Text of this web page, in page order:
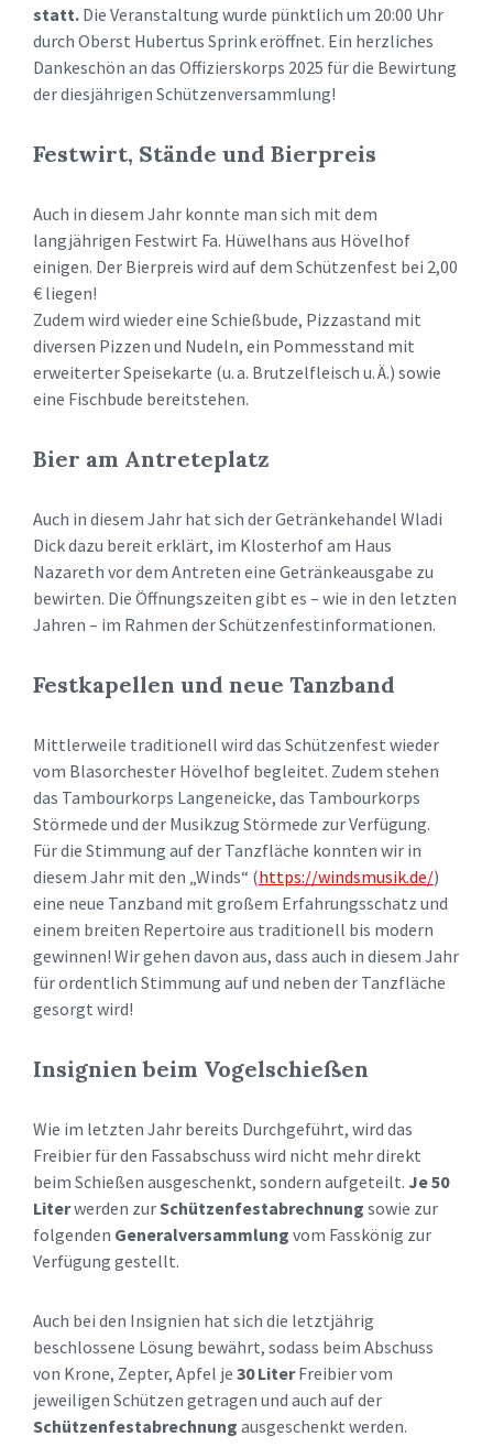
statt. Die Veranstaltung wurde pünktlich um 20:00 Uhr
durch Oberst Hubertus Sprink eröffnet. Ein herzliches
Dankeschön an das Offizierskorps 2025 für die Bewirtung
der diesjährigen Schützenversammlung!
Festwirt, Stände und Bierpreis
Auch in diesem Jahr konnte man sich mit dem
langjährigen Festwirt Fa. Hüwelhans aus Hövelhof
einigen. Der Bierpreis wird auf dem Schützenfest bei 2,00
€ liegen!
Zudem wird wieder eine Schießbude, Pizzastand mit
diversen Pizzen und Nudeln, ein Pommesstand mit
erweiterter Speisekarte (u. a. Brutzelfleisch u. Ä.) sowie
eine Fischbude bereitstehen.
Bier am Antreteplatz
Auch in diesem Jahr hat sich der Getränkehandel Wladi
Dick dazu bereit erklärt, im Klosterhof am Haus
Nazareth vor dem Antreten eine Getränkeausgabe zu
bewirten. Die Öffnungszeiten gibt es – wie in den letzten
Jahren – im Rahmen der Schützenfestinformationen.
Festkapellen und neue Tanzband
Mittlerweile traditionell wird das Schützenfest wieder
vom Blasorchester Hövelhof begleitet. Zudem stehen
das Tambourkorps Langeneicke, das Tambourkorps
Störmede und der Musikzug Störmede zur Verfügung.
Für die Stimmung auf der Tanzfläche konnten wir in
diesem Jahr mit den „Winds“ (https://windsmusik.de/)
eine neue Tanzband mit großem Erfahrungsschatz und
einem breiten Repertoire aus traditionell bis modern
gewinnen! Wir gehen davon aus, dass auch in diesem Jahr
für ordentlich Stimmung auf und neben der Tanzfläche
gesorgt wird!
Insignien beim Vogelschießen
Wie im letzten Jahr bereits Durchgeführt, wird das
Freibier für den Fassabschuss wird nicht mehr direkt
beim Schießen ausgeschenkt, sondern aufgeteilt. Je 50
Literwerden zurSchützenfestabrechnung sowie zur
folgenden Generalversammlung vom Fasskönig zur
Verfügung gestellt.
Auch bei den Insignien hat sich die letztjährig
beschlossene Lösung bewährt, sodass beim Abschuss
von Krone, Zepter, Apfel je 30 LiterFreibier vom
jeweiligen Schützen getragen und auch auf der
Schützenfestabrechnung ausgeschenkt werden.